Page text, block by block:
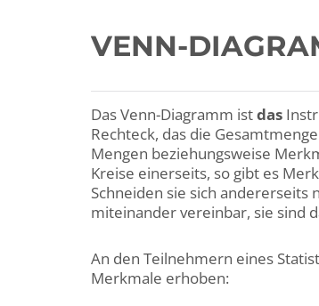
VENN-
Das Venn-Diagramm istdas
Rechteck, das die
Mengen beziehungsweise
Kreise einerseits, so gibt es
Schneiden sie sich andererseits
miteinander vereinbar, sie sind
An den Teilnehmern eines
Merkmale erhoben: